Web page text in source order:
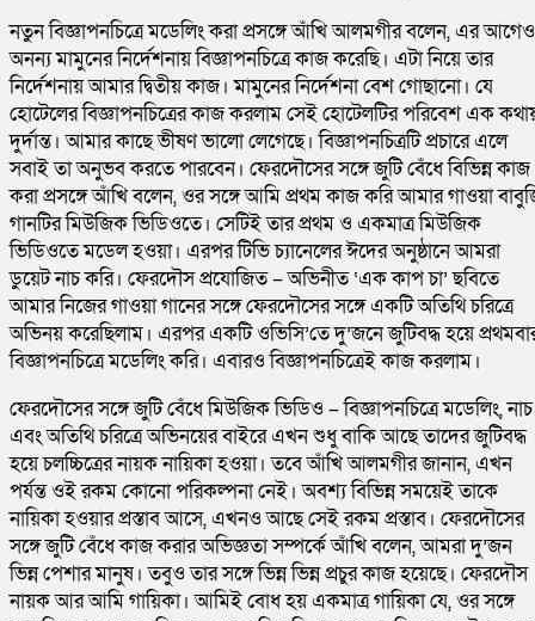
নতুন বিজ্ঞাপনচিত্রে মডেলিং করা প্রসঙ্গে আঁখি আলমগীর বলেন, এর আগেও
অনন্য মামুনের নির্দেশনায় বিজ্ঞাপনচিত্রে কাজ করেছি। এটা নিয়ে তার
নির্দেশনায় আমার দ্বিতীয় কাজ। মামুনের নির্দেশনা বেশ গোছানো। যে
হোটেলের বিজ্ঞাপনচিত্রের কাজ করলাম সেই হোটেলটির পরিবেশ এক
দুর্দান্ত। আমার কাছে ভীষণ ভালো লেগেছে। বিজ্ঞাপনচিত্রটি প্রচারে এলে
সবাই তা অনুভব করতে পারবেন। ফেরদৌসের সঙ্গে জুটি বেঁধে বিভিন্ন কাজ
করা প্রসঙ্গে আঁখি বলেন, ওর সঙ্গে আমি প্রথম কাজ করি আমার গাওয়া
গানটির মিউজিক ভিডিওতে। সেটিই তার প্রথম ও একমাত্র মিউজিক
ভিডিওতে মডেল হওয়া। এরপর টিভি চ্যানেলের ঈদের অনুষ্ঠানে আমরা
ডুয়েট নাচ করি। ফেরদৌস প্রযোজিত – অভিনীত ‘এক কাপ চা’ ছবিতে
আমার নিজের গাওয়া গানের সঙ্গে ফেরদৌসের সঙ্গে একটি অতিথি চরিত্রে
অভিনয় করেছিলাম। এরপর একটি ওভিসি’তে দু’জনে জুটিবদ্ধ হয়ে
বিজ্ঞাপনচিত্রে মডেলিং করি। এবারও বিজ্ঞাপনচিত্রেই কাজ করলাম।
ফেরদৌসের সঙ্গে জুটি বেঁধে মিউজিক ভিডিও – বিজ্ঞাপনচিত্রে মডেলিং, নাচ
এবং অতিথি চরিত্রে অভিনয়ের বাইরে এখন শুধু বাকি আছে তাদের জুটিবদ্ধ
হয়ে চলচ্চিত্রের নায়ক নায়িকা হওয়া। তবে আঁখি আলমগীর জানান, এখন
পর্যন্ত ওই রকম কোনো পরিকল্পনা নেই। অবশ্য বিভিন্ন সময়েই তাকে
নায়িকা হওয়ার প্রস্তাব আসে, এখনও আছে সেই রকম প্রস্তাব। ফেরদৌসের
সঙ্গে জুটি বেঁধে কাজ করার অভিজ্ঞতা সম্পর্কে আঁখি বলেন, আমরা দু’জন
ভিন্ন পেশার মানুষ। তবুও তার সঙ্গে ভিন্ন ভিন্ন প্রচুর কাজ হয়েছে। ফেরদৌস
নায়ক আর আমি গায়িকা। আমিই বোধ হয় একমাত্র গায়িকা যে, ওর সঙ্গে